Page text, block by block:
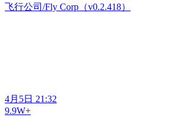
飞行公司/Fly Corp（v0.2.418）
4月5日 21:32
9.9W+